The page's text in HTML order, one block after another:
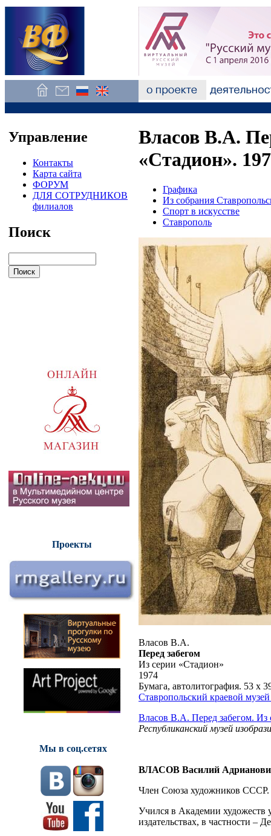
Управление
Контакты
Карта сайта
ФОРУМ
ДЛЯ СОТРУДНИКОВ
филиалов
Поиск
Проекты
Мы в соц.сетях
Власов В.А.
«Стадион».
Графика
Из собрания
Спорт в искусстве
Ставрополь
Власов В.А.
Перед забегом
Из серии «Стадион»
1974
Бумага, автолитография. 53 x
Ставропольский краевой
Власов В.А. Перед забегом. Из
Республиканский музей
ВЛАСОВ Василий
Член Союза художников СССР.
Учился в Академии
издательствах, в частности –